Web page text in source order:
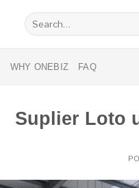
Search
for:
WHY ONEBIZ FAQ
Suplier Loto